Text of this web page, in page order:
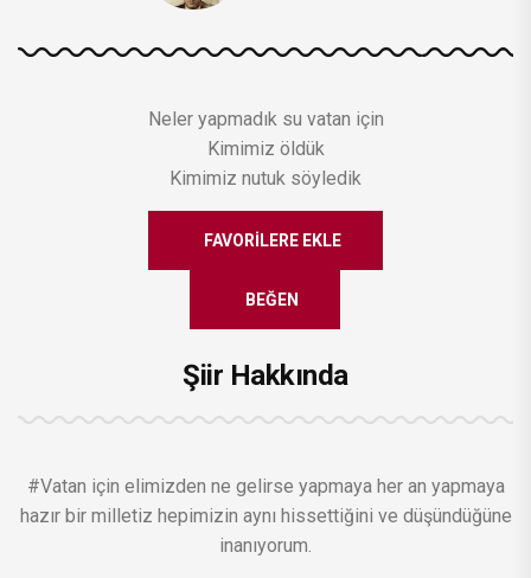
Neler yapmadık su vatan için
Kimimiz öldük
Kimimiz nutuk söyledik
FAVORILERE EKLE
BEĞEN
Şiir Hakkında
#Vatan için elimizden ne gelirse yapmaya her an yapmaya
hazır bir milletiz hepimizin aynı hissettiğini ve düşündüğüne
inanıyorum.